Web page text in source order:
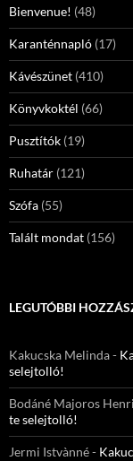
Bienvenue! (48)
Karanténnapló (17)
Kávészünet (410)
Könyvkoktél (66)
Pusztítók (19)
Ruhatár (121)
Szófa (55)
Talált mondat (156)
LEGUTÓBBI
Kakucska Melinda-
selejtolló!
Bodáné Majoros
te selejtolló!
Jermi Istvànné-